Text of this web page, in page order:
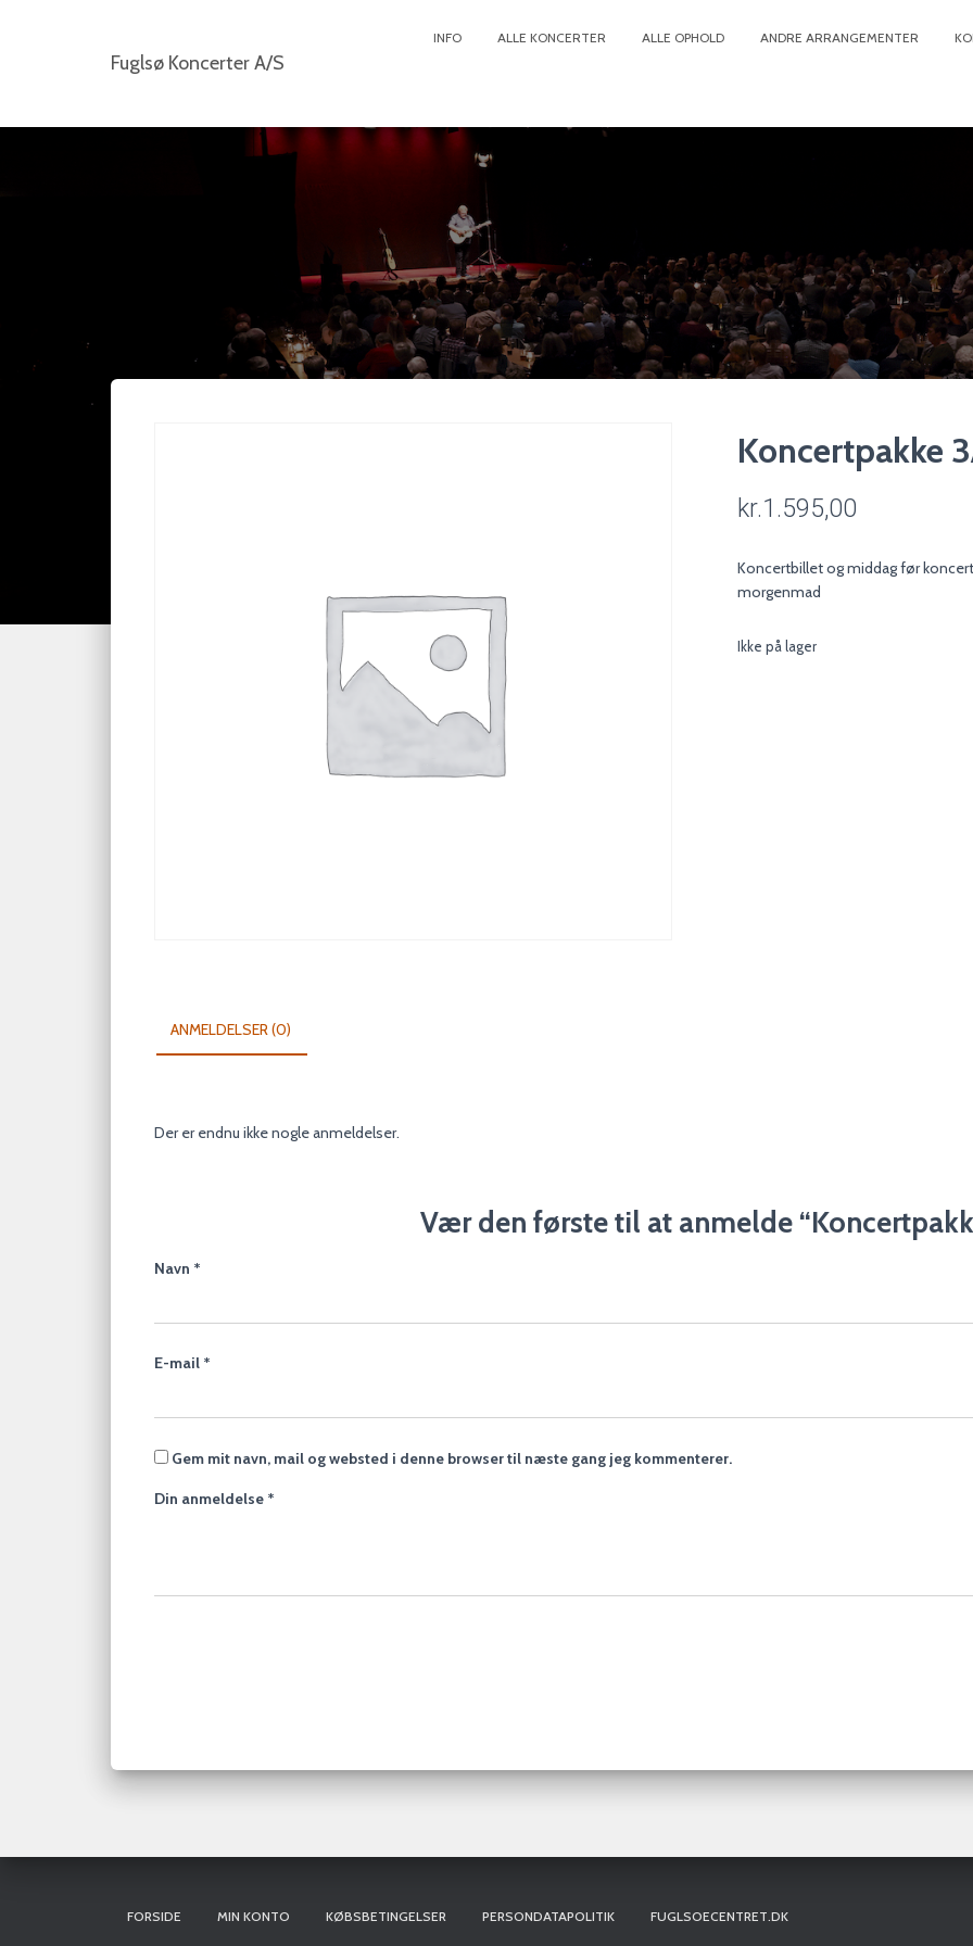
Fuglsø Koncerter A/S
INFO ALLE KONCERTER ALLE OPHOLD ANDRE ARRANGEMENTER
Koncertpakke
kr.1.595,00
Koncertbillet og middag før
morgenmad
Ikke på lager
ANMELDELSER (0)
Der er endnu ikke nogle anmeldelser.
Vær den første til at anmelde
Navn *
E-mail *
Gem mit navn, mail og websted i denne browser til næste gang jeg kommenterer.
Din anmeldelse *
FORSIDE MIN KONTO KØBSBETINGELSER PERSONDATAPOLITIK FUGLSOECENTRET.DK